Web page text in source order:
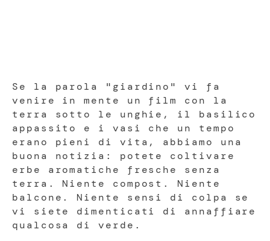
Se la parola "giardino" vi fa
venire in mente un film con la
terra sotto le unghie, il basilico
appassito e i vasi che un tempo
erano pieni di vita, abbiamo una
buona notizia: potete coltivare
erbe aromatiche fresche senza
terra. Niente compost. Niente
balcone. Niente sensi di colpa se
vi siete dimenticati di annaffiare
qualcosa di verde.